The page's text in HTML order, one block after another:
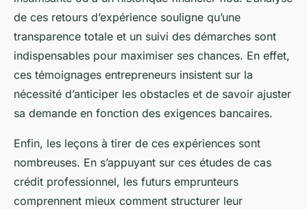
de ces retours d’expérience souligne qu’une
transparence totale et un suivi des démarches sont
indispensables pour maximiser ses chances. En effet,
ces témoignages entrepreneurs insistent sur la
nécessité d’anticiper les obstacles et de savoir ajuster
sa demande en fonction des exigences bancaires.
Enfin, les leçons à tirer de ces expériences sont
nombreuses. En s’appuyant sur ces études de cas
crédit professionnel, les futurs emprunteurs
comprennent mieux comment structurer leur